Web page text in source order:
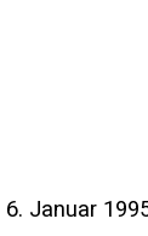
6. Januar